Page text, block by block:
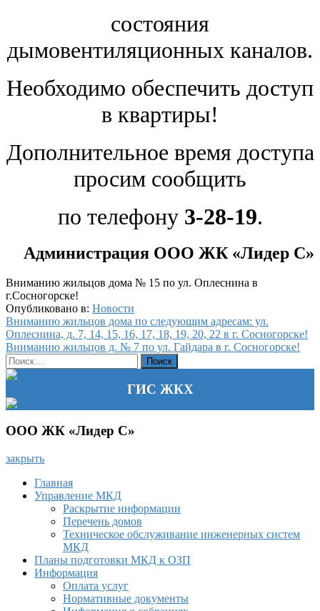
состояния
дымовентиляционных каналов.
Необходимо обеспечить доступ
в квартиры!
Дополнительное время доступа
просим сообщить
по телефону 3-28-19.
Администрация ООО ЖК «Лидер С»
Вниманию жильцов дома № 15 по ул. Оплеснина в
г.Сосногорске!
Опубликовано в: Новости
Навигация
по
записям
Вниманию жильцов дома по следующим адресам: ул.
Оплеснина, д. 7, 14, 15, 16, 17, 18, 19, 20, 22 в г. Сосногорске!
Вниманию жильцов д. № 7 по ул. Гайдара в г. Сосногорске!
Найти:
ГИС ЖКХ
ООО ЖК «Лидер С»
закрыть
Главная
Управление МКД
Раскрытие информации
Перечень домов
Техническое обслуживание инженерных систем
МКД
Планы подготовки МКД к ОЗП
Информация
Оплата услуг
Нормативные документы